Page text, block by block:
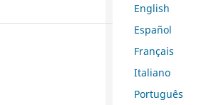
English
Español
Français
Italiano
Português